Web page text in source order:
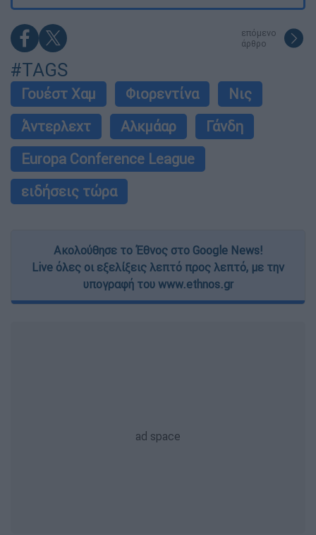
επόμενο
άρθρο
#TAGS
Γουέστ Χαμ Φιορεντίνα
Νις
Άντερλεχτ
Αλκμάαρ
Γάνδη
Europa Conference League
ειδήσεις τώρα
Ακολούθησε το Έθνος στο Google News!
Live όλες οι εξελίξεις λεπτό προς λεπτό, με την
υπογραφή του www.ethnos.gr